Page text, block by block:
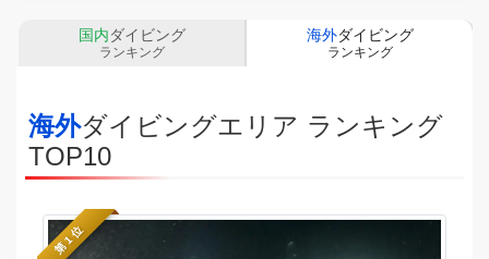
国内ダイビング
ランキング
海外ダイビング
ランキング
海外ダイビングエリア ランキング
TOP10
第 1 位